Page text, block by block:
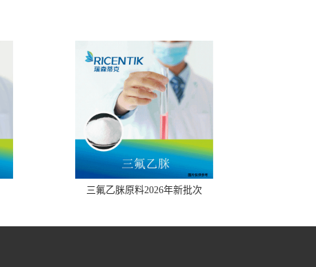
三氟乙脒原料2026年新批次